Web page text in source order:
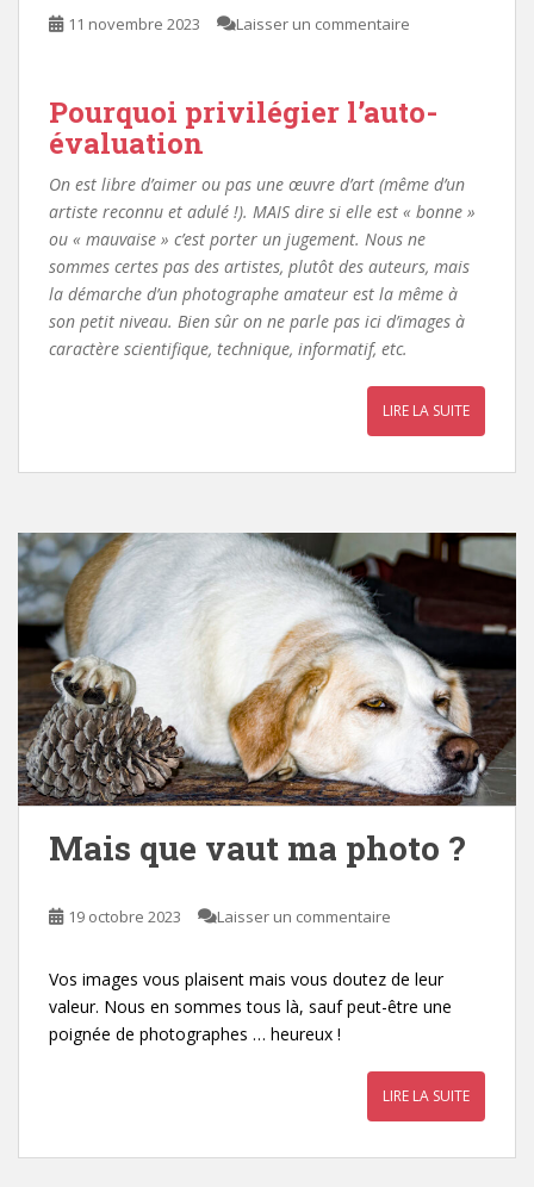
11 novembre 2023 Laisser un commentaire
Pourquoi privilégier l’auto-
évaluation
On est libre d’aimer ou pas une œuvre d’art (même d’un
artiste reconnu et adulé !). MAIS dire si elle est « bonne »
ou « mauvaise » c’est porter un jugement. Nous ne
sommes certes pas des artistes, plutôt des auteurs, mais
la démarche d’un photographe amateur est la même à
son petit niveau. Bien sûr on ne parle pas ici d’images à
caractère scientifique, technique, informatif, etc.
LIRE LA SUITE
Mais que vaut ma photo ?
19 octobre 2023 Laisser un commentaire
Vos images vous plaisent mais vous doutez de leur
valeur. Nous en sommes tous là, sauf peut-être une
poignée de photographes … heureux !
LIRE LA SUITE